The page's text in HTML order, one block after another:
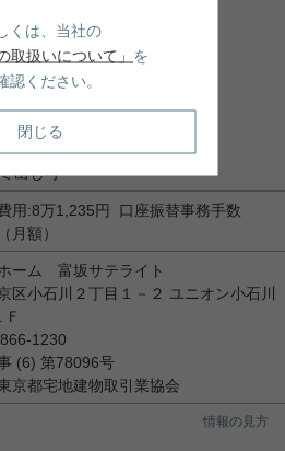
ク
インターホン
キー
出し可
用:8万1,235円 口座振替事務手数
月額）
ーム 富坂サテライト
区小石川２丁目１－２ ユニオン小石川
1230
(6) 第78096号
京都宅地建物取引業協会
情報の見方
くは、当社の
取扱いについて」 を
認ください。
閉じる